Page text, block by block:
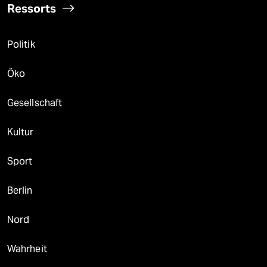
Ressorts
Politik
Öko
Gesellschaft
Kultur
Sport
Berlin
Nord
Wahrheit